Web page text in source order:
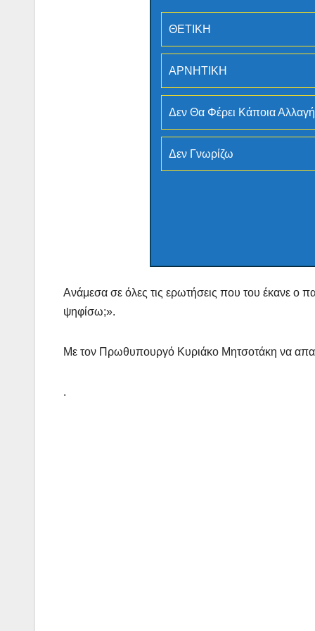
ΘΕΤΙΚΗ
ΑΡΝΗΤΙΚΗ
Δεν Θα Φέρει Κάποια Αλλαγή
Δεν Γνωρίζω
Ανάμεσα σε όλες τις ερωτήσεις που του έκανε ο
ψηφίσω;».
Με τον Πρωθυπουργό Κυριάκο Μητσοτάκη να
.
πίσω απ